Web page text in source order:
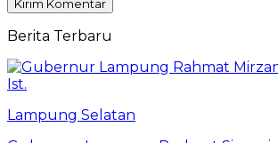
Berita Terbaru
Lampung Selatan